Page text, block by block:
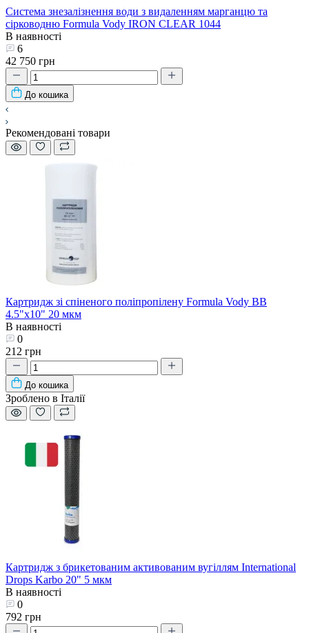
Система знезалізнення води з видаленням марганцю та
сірководню Formula Vody IRON CLEAR 1044
В наявності
6
42 750 грн
До кошика
Рекомендовані товари
Картридж зі спіненого поліпропілену Formula Vody BB
4.5"х10" 20 мкм
В наявності
0
212 грн
До кошика
Зроблено в Італії
Картридж з брикетованим активованим вугіллям International
Drops Karbo 20" 5 мкм
В наявності
0
792 грн